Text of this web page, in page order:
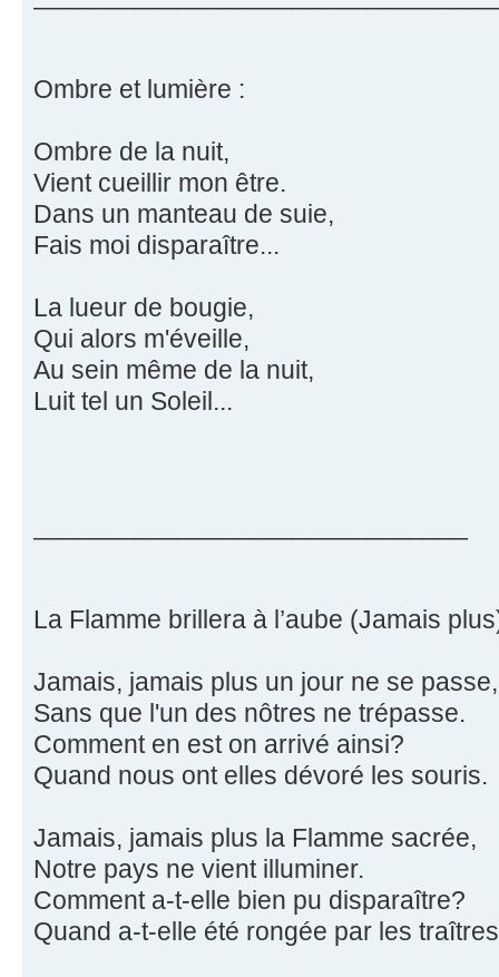
Ombre et lumière :
Ombre de la nuit,
Vient cueillir mon être.
Dans un manteau de suie,
Fais moi disparaître...
La lueur de bougie,
Qui alors m'éveille,
Au sein même de la nuit,
Luit tel un Soleil...
La Flamme brillera à l’aube (Jamais
Jamais, jamais plus un jour ne se passe,
Sans que l'un des nôtres ne trépasse.
Comment en est on arrivé ainsi?
Quand nous ont elles dévoré les souris.
Jamais, jamais plus la Flamme sacrée,
Notre pays ne vient illuminer.
Comment a-t-elle bien pu disparaître?
Quand a-t-elle été rongée par les